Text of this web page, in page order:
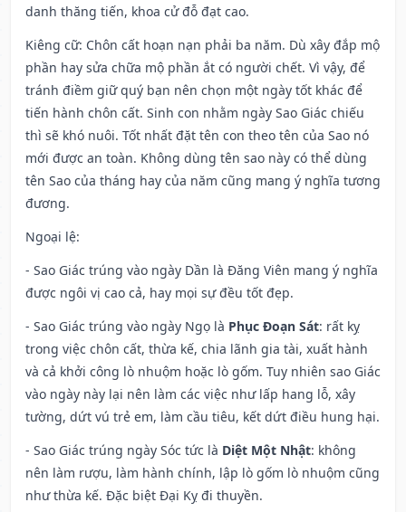
danh thăng tiến, khoa cử đỗ đạt cao.
Kiêng cữ: Chôn cất hoạn nạn phải ba năm. Dù xây đắp mộ
phần hay sửa chữa mộ phần ắt có người chết. Vì vậy, để
tránh điềm giữ quý bạn nên chọn một ngày tốt khác để
tiến hành chôn cất. Sinh con nhằm ngày Sao Giác chiếu
thì sẽ khó nuôi. Tốt nhất đặt tên con theo tên của Sao nó
mới được an toàn. Không dùng tên sao này có thể dùng
tên Sao của tháng hay của năm cũng mang ý nghĩa tương
đương.
Ngoại lệ:
- Sao Giác trúng vào ngày Dần là Đăng Viên mang ý nghĩa
được ngôi vị cao cả, hay mọi sự đều tốt đẹp.
- Sao Giác trúng vào ngày Ngọ là Phục Đoạn Sát: rất kỵ
trong việc chôn cất, thừa kế, chia lãnh gia tài, xuất hành
và cả khởi công lò nhuộm hoặc lò gốm. Tuy nhiên sao Giác
vào ngày này lại nên làm các việc như lấp hang lỗ, xây
tường, dứt vú trẻ em, làm cầu tiêu, kết dứt điều hung hại.
- Sao Giác trúng ngày Sóc tức là Diệt Một Nhật: không
nên làm rượu, làm hành chính, lập lò gốm lò nhuộm cũng
như thừa kế. Đặc biệt Đại Kỵ đi thuyền.